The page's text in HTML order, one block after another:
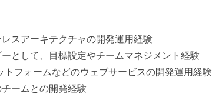
スアーキテクチャの開発運用経験
として、目標設定やチームマネジメント経験
フォームなどのウェブサービスの開発運用経験
ームとの開発経験